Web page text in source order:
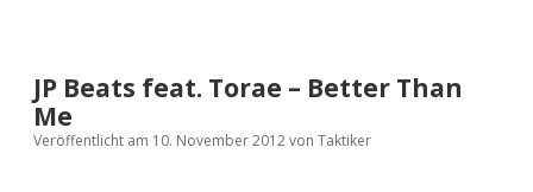
JP Beats feat. Torae – Better Than
Me
Veröffentlicht am 10. November 2012von Taktiker